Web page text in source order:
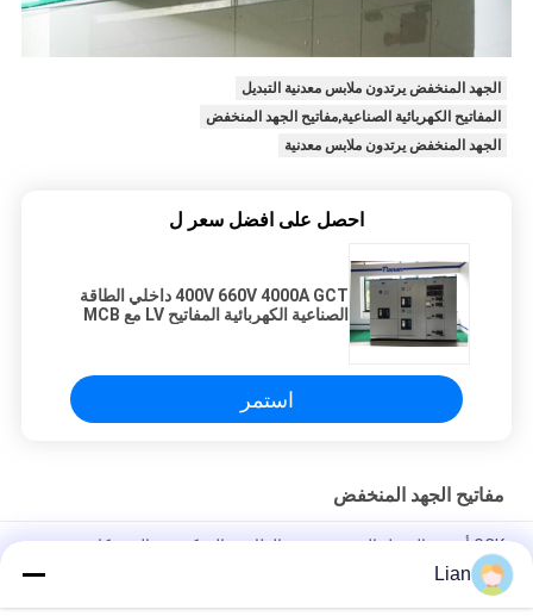
الجهد المنخفض يرتدون ملابس معدنية التبديل
المفاتيح الكهربائية الصناعية,مفاتيح الجهد المنخفض
الجهد المنخفض يرتدون ملابس معدنية
احصل على افضل سعر ل
400V 660V 4000A GCT داخلي الطاقة
الصناعية الكهربائية المفاتيح LV مع MCB
استمر
مفاتيح الجهد المنخفض
GCK أجهزة التبديل السحبية توزيع الطاقة والتحكم في المحركات
الموثوق بها للتطبيقات المتطلبة
Lian